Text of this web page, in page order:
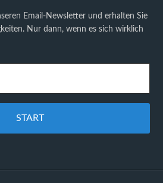
Email-Newsletter und erhalten Sie
Nur dann, wenn es sich wirklich